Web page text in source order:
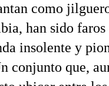
como
han sido
insolente y
conjunto que,